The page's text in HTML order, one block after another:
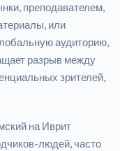
преподавателем,
или
аудиторию,
разрыв между
зрителей,
на Иврит
людей, часто